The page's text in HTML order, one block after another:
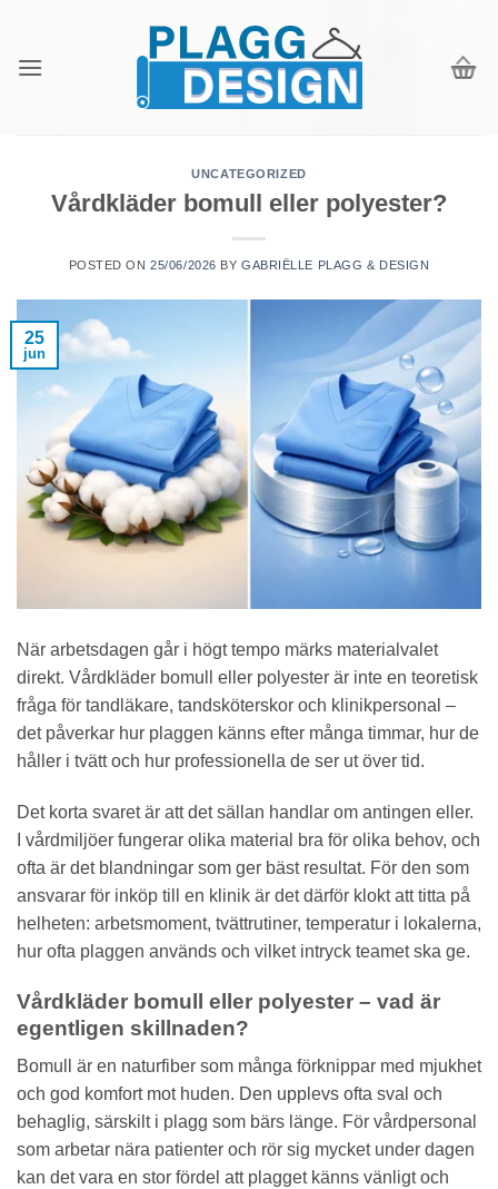
content
UNCATEGORIZED
Vårdkläder bomull eller polyester?
POSTED ON25/06/2026 BY GABRIËLLE PLAGG & DESIGN
25
jun
När arbetsdagen går i högt tempo märks materialvalet
direkt. Vårdkläder bomull eller polyester är inte en teoretisk
fråga för tandläkare, tandsköterskor och klinikpersonal –
det påverkar hur plaggen känns efter många timmar, hur de
håller i tvätt och hur professionella de ser ut över tid.
Det korta svaret är att det sällan handlar om antingen eller.
I vårdmiljöer fungerar olika material bra för olika behov, och
ofta är det blandningar som ger bäst resultat. För den som
ansvarar för inköp till en klinik är det därför klokt att titta på
helheten: arbetsmoment, tvättrutiner, temperatur i lokalerna,
hur ofta plaggen används och vilket intryck teamet ska ge.
Vårdkläder bomull eller polyester – vad är
egentligen skillnaden?
Bomull är en naturfiber som många förknippar med mjukhet
och god komfort mot huden. Den upplevs ofta sval och
behaglig, särskilt i plagg som bärs länge. För vårdpersonal
som arbetar nära patienter och rör sig mycket under dagen
kan det vara en stor fördel att plagget känns vänligt och